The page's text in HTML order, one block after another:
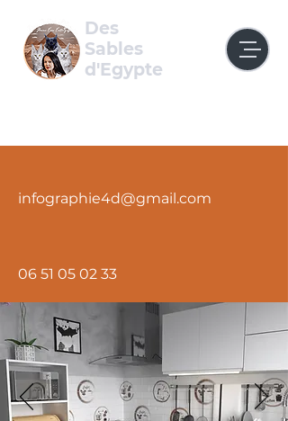
Des
Sables
d'Egypte
infographie4d@gmail.com
06 51 05 02 33